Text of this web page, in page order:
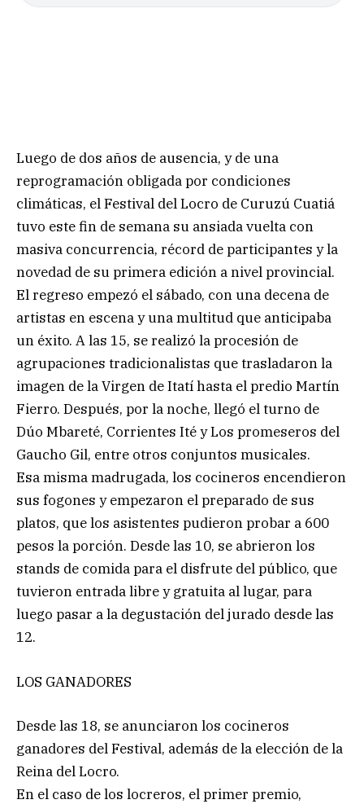
Luego de dos años de ausencia, y de una
reprogramación obligada por condiciones
climáticas, el Festival del Locro de Curuzú Cuatiá
tuvo este fin de semana su ansiada vuelta con
masiva concurrencia, récord de participantes y la
novedad de su primera edición a nivel provincial.
El regreso empezó el sábado, con una decena de
artistas en escena y una multitud que anticipaba
un éxito. A las 15, se realizó la procesión de
agrupaciones tradicionalistas que trasladaron la
imagen de la Virgen de Itatí hasta el predio Martín
Fierro. Después, por la noche, llegó el turno de
Dúo Mbareté, Corrientes Ité y Los promeseros del
Gaucho Gil, entre otros conjuntos musicales.
Esa misma madrugada, los cocineros encendieron
sus fogones y empezaron el preparado de sus
platos, que los asistentes pudieron probar a 600
pesos la porción. Desde las 10, se abrieron los
stands de comida para el disfrute del público, que
tuvieron entrada libre y gratuita al lugar, para
luego pasar a la degustación del jurado desde las
12.
LOS GANADORES
Desde las 18, se anunciaron los cocineros
ganadores del Festival, además de la elección de la
Reina del Locro.
En el caso de los locreros, el primer premio,